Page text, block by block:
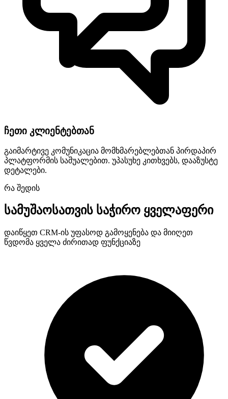
ჩეთი კლიენტებთან
გაიმარტივე კომუნიკაცია მომხმარებლებთან პირდაპირ
პლატფორმის საშუალებით. უპასუხე კითხვებს, დააზუსტე
დეტალები.
რა შედის
სამუშაოსათვის საჭირო ყველაფერი
დაიწყეთ CRM-ის უფასოდ გამოყენება და მიიღეთ
წვდომა ყველა ძირითად ფუნქციაზე